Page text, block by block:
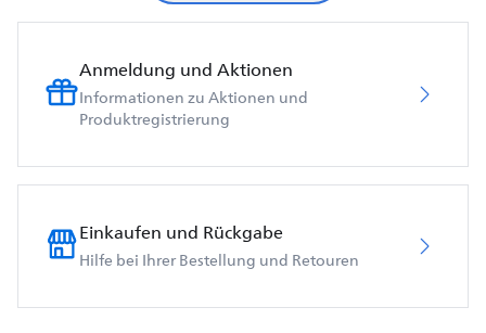
Anmeldung und Aktionen
Informationen zu Aktionen und
Produktregistrierung
Einkaufen und Rückgabe
Hilfe bei Ihrer Bestellung und Retouren